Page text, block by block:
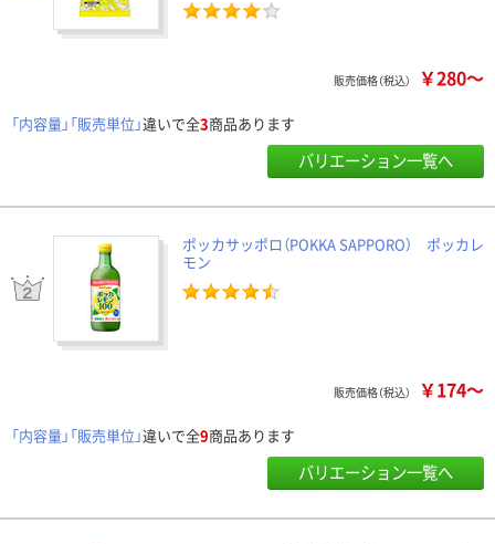
販売価格（税込） ￥280～
「内容量」「販売単位」違いで全3商品あります
バリエーション一覧へ
ポッカサッポロ（POKKA SAPPORO） ポッカレ
モン
販売価格（税込） ￥174～
「内容量」「販売単位」違いで全9商品あります
バリエーション一覧へ